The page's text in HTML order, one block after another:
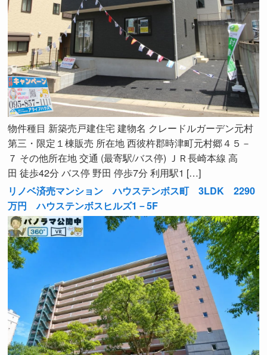
物件種目 新築売戸建住宅 建物名 クレードルガーデン元村
第三・限定１棟販売 所在地 西彼杵郡時津町元村郷４５－
７ その他所在地 交通 (最寄駅/バス停) ＪＲ長崎本線 高
田 徒歩42分 バス停 野田 停歩7分 利用駅1 […]
リノベ済売マンション ハウステンボス町 3LDK 2290
万円 ハウステンボスヒルズ1－5F